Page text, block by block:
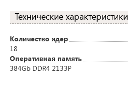
Технические характеристики
Количество ядер
18
Оперативная память
384Gb DDR4 2133P